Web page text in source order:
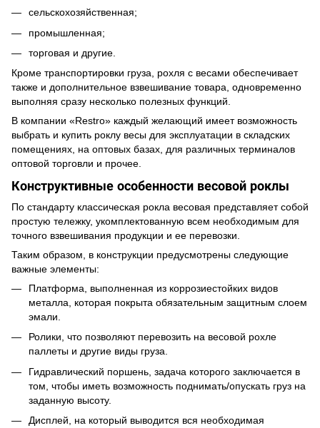
сельскохозяйственная;
промышленная;
торговая и другие.
Кроме транспортировки груза, рохля с весами обеспечивает
также и дополнительное взвешивание товара, одновременно
выполняя сразу несколько полезных функций.
В компании «Restro» каждый желающий имеет возможность
выбрать и купить роклу весы для эксплуатации в складских
помещениях, на оптовых базах, для различных терминалов
оптовой торговли и прочее.
Конструктивные особенности весовой роклы
По стандарту классическая рокла весовая представляет собой
простую тележку, укомплектованную всем необходимым для
точного взвешивания продукции и ее перевозки.
Таким образом, в конструкции предусмотрены следующие
важные элементы:
Платформа, выполненная из коррозиестойких видов
металла, которая покрыта обязательным защитным слоем
эмали.
Ролики, что позволяют перевозить на весовой рохле
паллеты и другие виды груза.
Гидравлический поршень, задача которого заключается в
том, чтобы иметь возможность поднимать/опускать груз на
заданную высоту.
Дисплей, на который выводится вся необходимая